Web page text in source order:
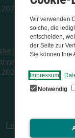
Wir verwenden
solche, die
entscheiden,
der Seite zur
Sie können Ihre
Impressum
Notwendig
ins
-
[ mehr